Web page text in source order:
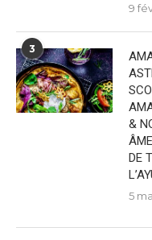
9
3
&
DE
5